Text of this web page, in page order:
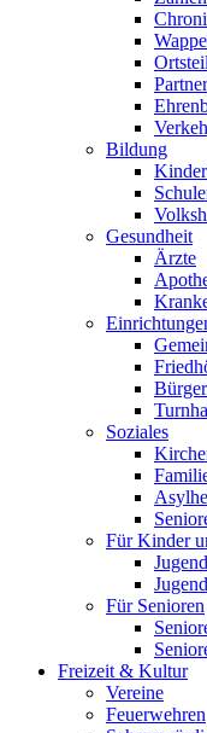
Bildung
Gesundheit
Ärzte
Soziales
Für Kinder
Für Senioren
Freizeit & Kultur
Vereine
Feuerwehren